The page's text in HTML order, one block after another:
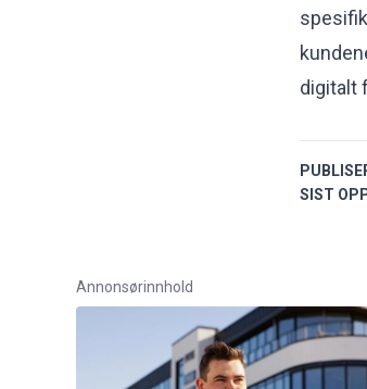
digitalt
SIST
Annonsørinnhold